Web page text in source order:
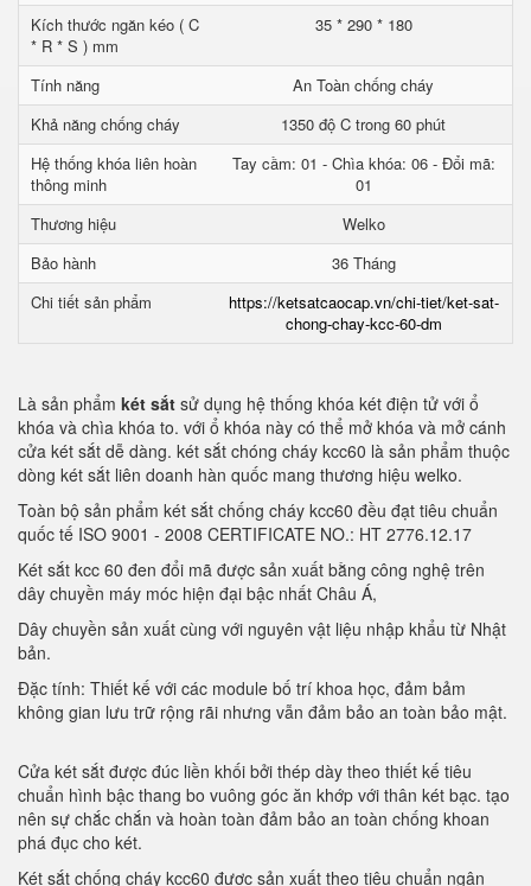
Kích thước ngăn kéo ( C
* R * S ) mm
35 * 290 * 180
Tính năng
An Toàn chống cháy
Khả năng chống cháy
1350 độ C trong 60 phút
Hệ thống khóa liên hoàn
thông minh
Tay cầm: 01 - Chìa khóa: 06 - Đổi mã:
01
Thương hiệu
Welko
Bảo hành
36 Tháng
Chi tiết sản phẩm
https://ketsatcaocap.vn/chi-tiet/ket-sat-
chong-chay-kcc-60-dm
Là sản phẩm két sắt sử dụng hệ thống khóa két điện tử với ổ
khóa và chìa khóa to. với ổ khóa này có thể mở khóa và mở cánh
cửa két sắt dễ dàng. két sắt chóng cháy kcc60 là sản phẩm thuộc
dòng két sắt liên doanh hàn quốc mang thương hiệu welko.
Toàn bộ sản phẩm két sắt chống cháy kcc60 đều đạt tiêu chuẩn
quốc tế ISO 9001 - 2008 CERTIFICATE NO.: HT 2776.12.17
Két sắt kcc 60 đen đổi mã được sản xuất bằng công nghệ trên
dây chuyền máy móc hiện đại bậc nhất Châu Á,
Dây chuyền sản xuất cùng với nguyên vật liệu nhập khẩu từ Nhật
bản.
Đặc tính: Thiết kế với các module bố trí khoa học, đảm bảm
không gian lưu trữ rộng rãi nhưng vẫn đảm bảo an toàn bảo mật.
Cửa két sắt được đúc liền khối bởi thép dày theo thiết kế tiêu
chuẩn hình bậc thang bo vuông góc ăn khớp với thân két bạc. tạo
nên sự chắc chắn và hoàn toàn đảm bảo an toàn chống khoan
phá đục cho két.
Két sắt chống cháy kcc60 được sản xuất theo tiêu chuẩn ngân